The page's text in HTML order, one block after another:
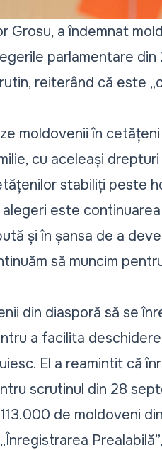
Grosu, a îndemnat
parlamentare
reiterând că este
moldovenii în
cu aceleași drepturi
stabiliți peste
este continuarea
și în șansa de a
să muncim
din diasporă să se
a facilita
El a reamintit că
scrutinul din 28
de moldoveni